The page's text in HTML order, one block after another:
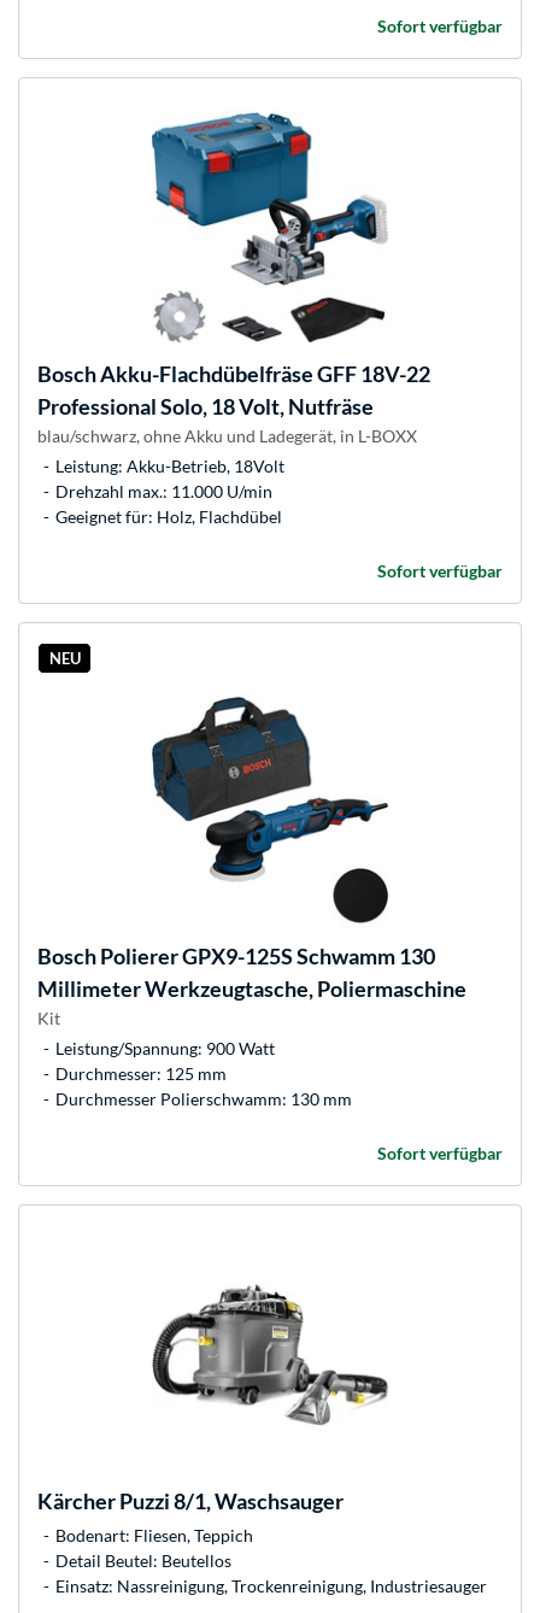
Sofort verfügbar
BoschAkku-Flachdübelfräse GFF 18V-22
Professional Solo, 18 Volt, Nutfräse
blau/schwarz, ohne Akku und Ladegerät, in L-BOXX
Leistung: Akku-Betrieb, 18Volt
Drehzahl max.: 11.000 U/min
Geeignet für: Holz, Flachdübel
Sofort verfügbar
NEU
BoschPolierer GPX9-125S Schwamm 130
Millimeter Werkzeugtasche, Poliermaschine
Kit
Leistung/Spannung: 900 Watt
Durchmesser: 125 mm
Durchmesser Polierschwamm: 130 mm
Sofort verfügbar
KärcherPuzzi 8/1, Waschsauger
Bodenart: Fliesen, Teppich
Detail Beutel: Beutellos
Einsatz: Nassreinigung, Trockenreinigung, Industriesauger